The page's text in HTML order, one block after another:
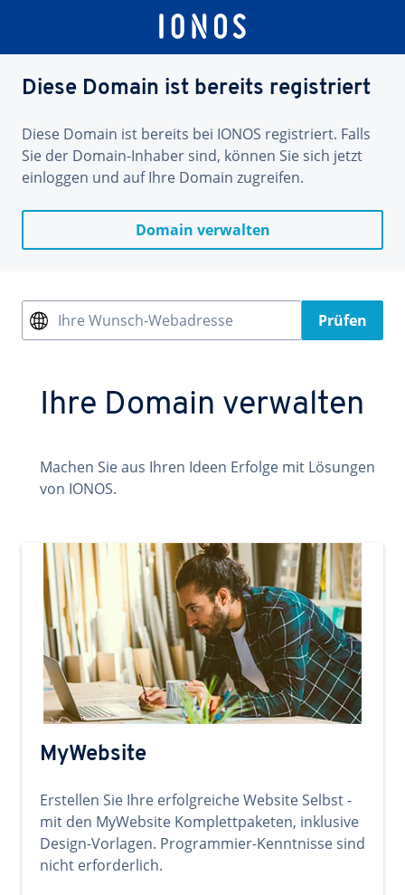
Diese Domain ist bereits registriert
Diese Domain ist bereits bei IONOS registriert. Falls
Sie der Domain-Inhaber sind, können Sie sich jetzt
einloggen und auf Ihre Domain zugreifen.
Domain verwalten
Ihre Wunsch-Webadresse Prüfen
Ihre Domain verwalten
Machen Sie aus Ihren Ideen Erfolge mit Lösungen
von IONOS.
MyWebsite
Erstellen Sie Ihre erfolgreiche Website Selbst -
mit den MyWebsite Komplettpaketen, inklusive
Design-Vorlagen. Programmier-Kenntnisse sind
nicht erforderlich.